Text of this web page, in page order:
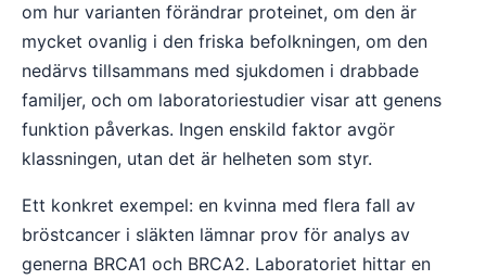
om hur varianten förändrar proteinet, om den är
mycket ovanlig i den friska befolkningen, om den
nedärvs tillsammans med sjukdomen i drabbade
familjer, och om laboratoriestudier visar att genens
funktion påverkas. Ingen enskild faktor avgör
klassningen, utan det är helheten som styr.
Ett konkret exempel: en kvinna med flera fall av
bröstcancer i släkten lämnar prov för analys av
generna BRCA1 och BRCA2. Laboratoriet hittar en